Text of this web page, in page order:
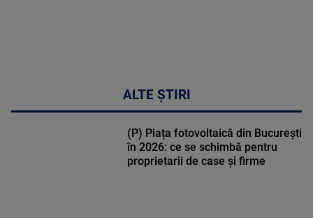
ALTE ȘTIRI
(P) Piața fotovoltaică din București
în 2026: ce se schimbă pentru
proprietarii de case și firme